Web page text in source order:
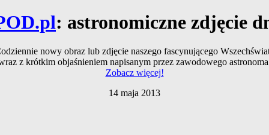
: astronomiczne zdjęcie
nowy obraz lub zdjęcie naszego fascynującego
z krótkim objaśnieniem napisanym przez zawodowego
Zobacz więcej!
14 maja 2013